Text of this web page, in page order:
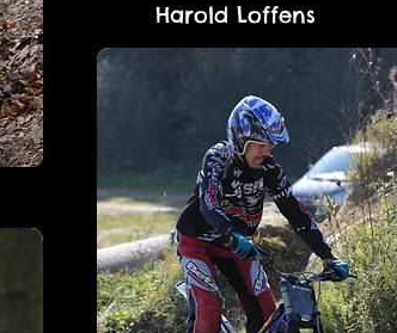
Harold Loffens